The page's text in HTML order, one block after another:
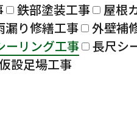
鉄部塗装工事
屋根
漏り修繕工事
外壁補
ーリング工事
長尺シ
設足場工事